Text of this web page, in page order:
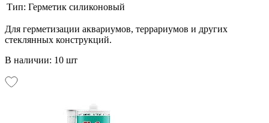
Тип: Герметик силиконовый
Для герметизации аквариумов, террариумов и других
стеклянных конструкций.
В наличии: 10 шт